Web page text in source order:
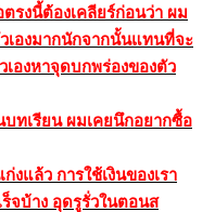
งนี้ต้องเคลียร์ก่อนว่า ผม
เองมากนักจากนั้นแทนที่จะ
องหาจุดบกพร่องของตัว
บทเรียน ผมเคยนึกอยากซื้อ
ก่งแล้ว การใช้เงินของเรา
ร็จบ้าง อุดรูรั่วในตอนส